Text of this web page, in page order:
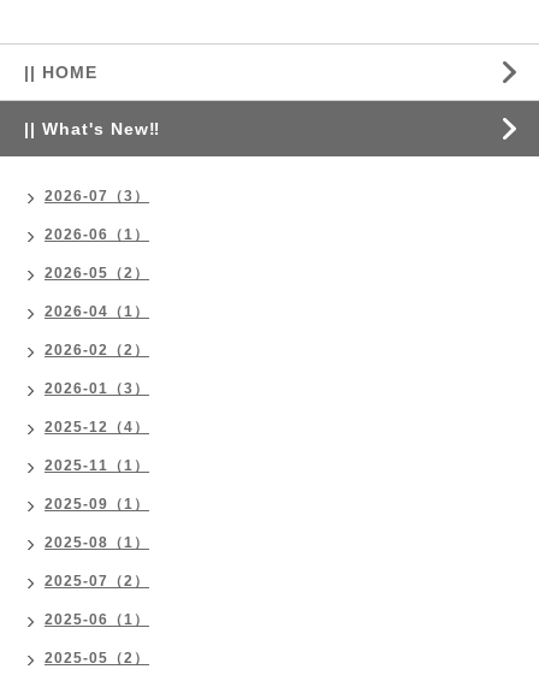
|| HOME
|| What's New‼
2026-07（3）
2026-06（1）
2026-05（2）
2026-04（1）
2026-02（2）
2026-01（3）
2025-12（4）
2025-11（1）
2025-09（1）
2025-08（1）
2025-07（2）
2025-06（1）
2025-05（2）